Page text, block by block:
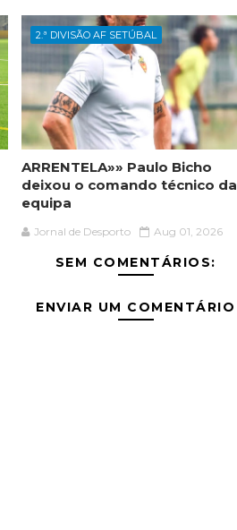
2.ª DIVISÃO AF SETÚBAL
ARRENTELA»» Paulo Bicho
deixou o comando técnico da
equipa
Jornal de Desporto Aug 01, 2026
SEM COMENTÁRIOS:
ENVIAR UM COMENTÁRIO